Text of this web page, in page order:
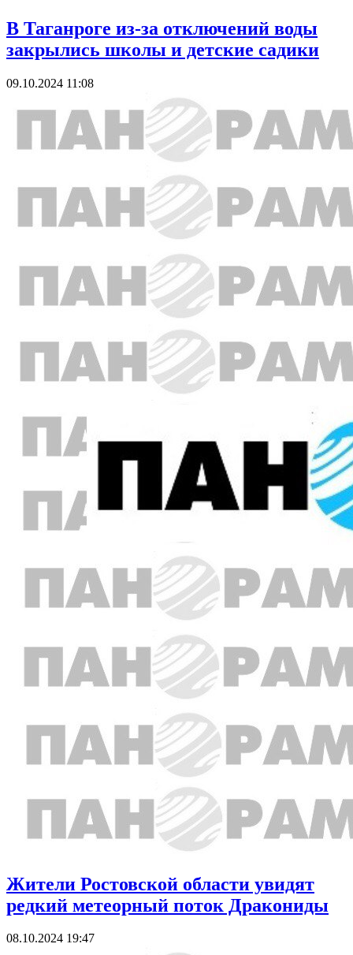
В Таганроге из-за отключений воды
закрылись школы и детские садики
09.10.2024 11:08
Жители Ростовской области увидят
редкий метеорный поток Дракониды
08.10.2024 19:47